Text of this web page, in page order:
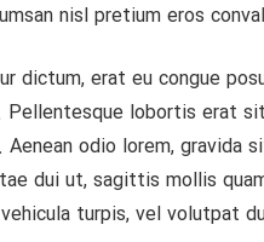
nisl pretium eros
dictum, erat eu congue
Pellentesque lobortis erat
odio lorem, gravida
dui ut, sagittis mollis
turpis, vel volutpat